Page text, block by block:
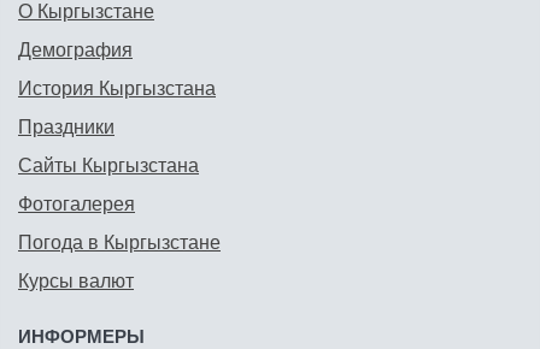
О Кыргызстане
Демография
История Кыргызстана
Праздники
Сайты Кыргызстана
Фотогалерея
Погода в Кыргызстане
Курсы валют
ИНФОРМЕРЫ